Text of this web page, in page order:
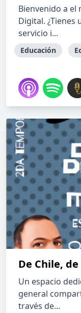
Bienvenido a
Digital.
servicio i...
Educación
De Chile,
Un espacio
general
través de...